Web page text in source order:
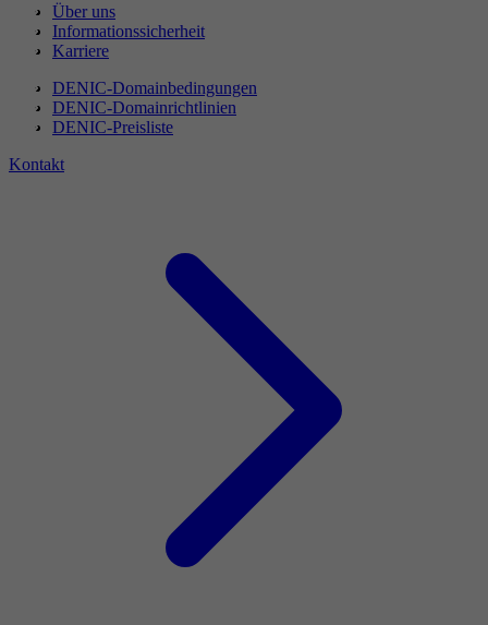
Über uns
Informationssicherheit
Karriere
DENIC-Domainbedingungen
DENIC-Domainrichtlinien
DENIC-Preisliste
Kontakt